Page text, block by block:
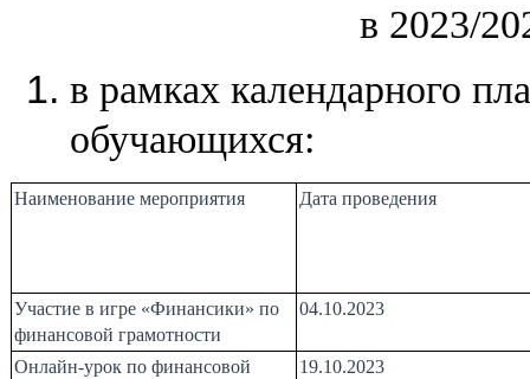
в 2023/
в рамках календарного
обучающихся:
Наименование мероприятия Дата проведения
Участие в игре «Финансики» по
финансовой грамотности
04.10.2023
Онлайн-урок по финансовой
19.10.2023